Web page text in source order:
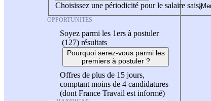
Choisissez une périodicité pour le salaire saisi
OPPORTUNITÉS
Soyez parmi les 1ers à postuler
(127) résultats
Pourquoi serez-vous parmi les
premiers à postuler ?
Offres de plus de 15 jours,
comptant moins de 4 candidatures
(dont France Travail est informé)